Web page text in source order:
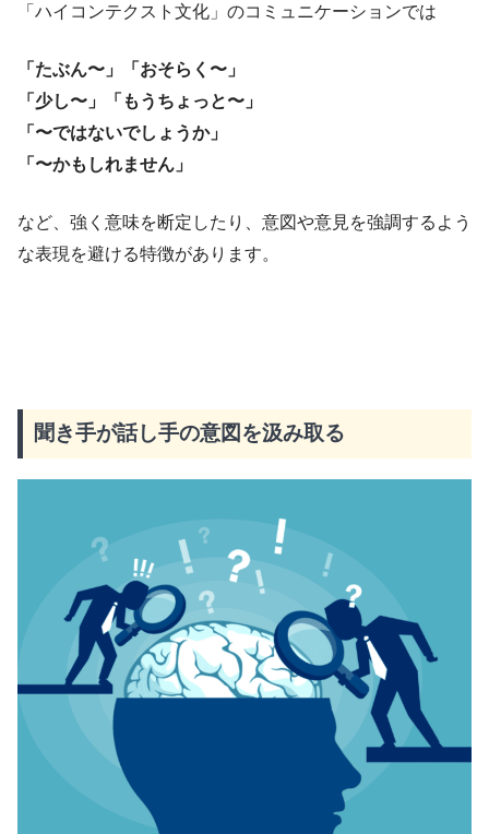
「ハイコンテクスト文化」のコミュニケーションでは
「たぶん〜」「おそらく〜」
「少し〜」「もうちょっと〜」
「〜ではないでしょうか」
「〜かもしれません」
など、強く意味を断定したり、意図や意見を強調するよう
な表現を避ける特徴があります。
聞き手が話し手の意図を汲み取る